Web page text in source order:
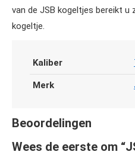
van de JSB kogeltjes bereikt
kogeltje.
Kaliber
Merk
Beoordelingen
Wees de eerste om